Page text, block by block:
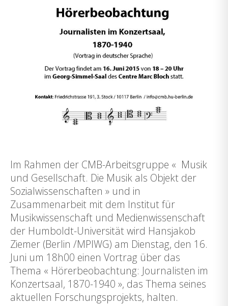
Im Rahmen der CMB-Arbeitsgruppe « Musik
und Gesellschaft. Die Musik als Objekt der
Sozialwissenschaften » und in
Zusammenarbeit mit dem Institut für
Musikwissenschaft und Medienwissenschaft
der Humboldt-Universität wird Hansjakob
Ziemer (Berlin /MPIWG) am Dienstag, den 16.
Juni um 18h00 einen Vortrag über das
Thema « Hörerbeobachtung: Journalisten im
Konzertsaal, 1870-1940 », das Thema seines
aktuellen Forschungsprojekts, halten.